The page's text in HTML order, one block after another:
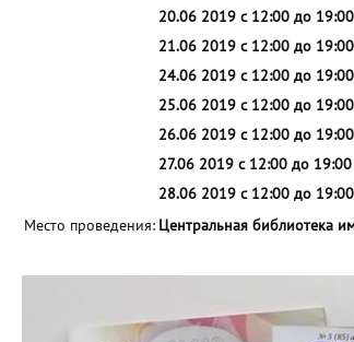
20.06 2019 с 12:00 до 19:00
21.06 2019 с 12:00 до 19:00
24.06 2019 с 12:00 до 19:00
25.06 2019 с 12:00 до 19:00
26.06 2019 с 12:00 до 19:00
27.06 2019 с 12:00 до 19:00
28.06 2019 с 12:00 до 19:00
Место проведения: Центральная библиотека